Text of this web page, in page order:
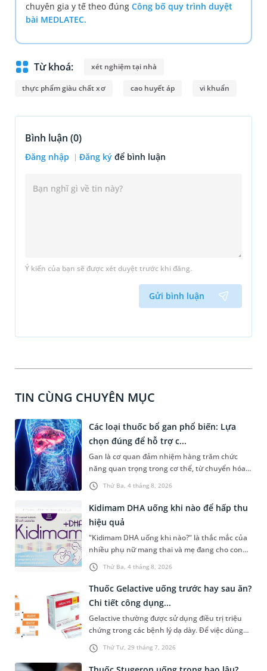
chuyên gia y tế theo đúng Công bố quy trình duyệt
bài MEDLATEC.
Từ khoá: xét nghiệm tại nhà
thực phẩm giàu chất xơ cao huyết áp vi khuẩn
Bình luận (0)
Đăng nhập Đăng ký để bình luận
Ý kiến của bạn sẽ được xét duyệt trước khi đăng.
Gửi bình luận
TIN CÙNG CHUYÊN MỤC
Thứ Ba, 4 tháng 8, 2026
Các loại thuốc bổ gan phổ biến: Lựa
chọn đúng để hỗ trợ c...
Gan là cơ quan đảm nhiệm hàng trăm chức
năng quan trọng trong cơ thể, từ chuyển hóa
dinh dưỡng, thải độc đến tổng hợp các chất
cần thiết cho sự sống. Với mong muốn duy trì
sức khỏe, nhiều người tìm kiếm các loại thuốc
bổ gan phổ biến để hỗ trợ hoạt động của gan.
Tuy nhiên, lựa chọn sản phẩm phù hợp cần
dựa trên tình trạng sức khỏe, thành phần và
bằng chứng khoa học thay vì chỉ dựa vào quảng
cáo.
Thứ Ba, 4 tháng 8, 2026
Kidimam DHA uống khi nào để hấp thu
hiệu quả
"Kidimam DHA uống khi nào?" là thắc mắc của
nhiều phụ nữ mang thai và mẹ đang cho con
bú khi lựa chọn sản phẩm bổ sung DHA. Bên
cạnh việc chọn đúng sản phẩm, sử dụng đúng
thời điểm và đúng cách cũng góp phần giúp cơ
thể hấp thu các dưỡng chất hiệu quả hơn. Bài
viết dưới đây sẽ giúp bạn hiểu rõ thời điểm nên
uống Kidimam DHA, cách sử dụng và những
lưu ý quan trọng trong quá trình bổ sung.
Thứ Tư, 29 tháng 7, 2026
Thuốc Gelactive uống trước hay sau ăn?
Chi tiết công dụng...
Gelactive thường được sử dụng điều trị triệu
chứng trong các bệnh lý dạ dày. Để việc dùng
thuốc đạt hiệu quả hấp thu tốt nhất, người
bệnh thường muốn biết thuốc Gelactive uống
trước hay sau ăn. Chia sẻ dưới đây sẽ cùng bạn